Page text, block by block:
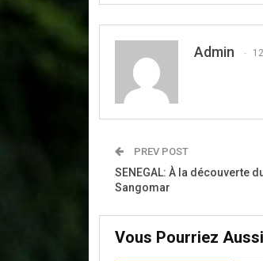
Admin
PREV POST
SENEGAL: À la découverte
Sangomar
Vous Pourriez